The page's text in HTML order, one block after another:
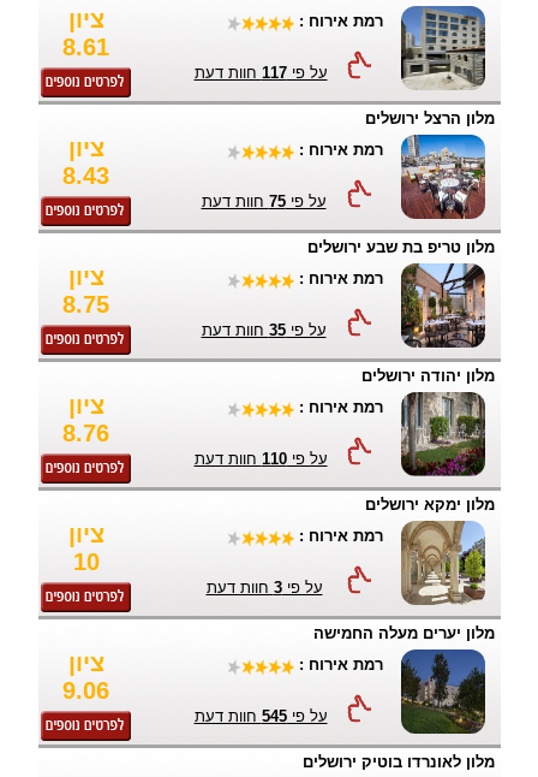
ציון
8.61
רמת אירוח :
על פי117 חוות דעת
מלון הרצל ירושלים
ציון
8.43
רמת אירוח :
על פי75 חוות דעת
מלון טריפ בת שבע ירושלים
ציון
8.75
רמת אירוח :
על פי35 חוות דעת
מלון יהודה ירושלים
ציון
8.76
רמת אירוח :
על פי110 חוות דעת
מלון ימקא ירושלים
ציון
10
רמת אירוח :
על פי3 חוות דעת
מלון יערים מעלה החמישה
ציון
9.06
רמת אירוח :
על פי545 חוות דעת
מלון לאונרדו בוטיק ירושלים